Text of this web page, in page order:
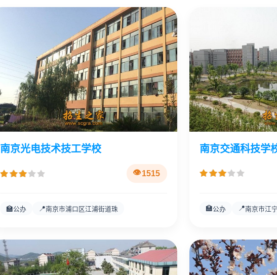
南京光电技术技工学校
1515
🏫公办 📍南京市浦口区江浦街道珠
南京交通科技学
🏫公办 📍南京市江